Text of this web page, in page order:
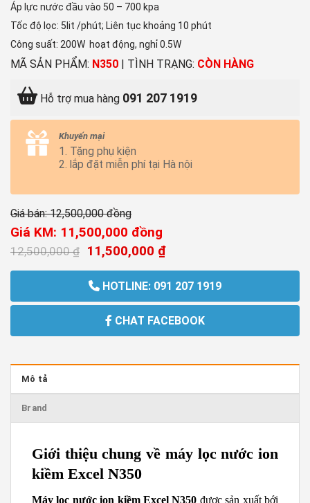
Áp lực nước đầu vào 50 – 700 kpa
Tốc độ lọc: 5lit /phút; Liên tục khoảng 10 phút
Công suất: 200W hoạt động, nghỉ 0.5W
MÃ SẢN PHẨM: N350 | TÌNH TRẠNG: CÒN HÀNG
Hỗ trợ mua hàng 091 207 1919
Khuyến mại
1. Tặng phụ kiện
2. lắp đặt miễn phí tại Hà nội
Giá bán: 12,500,000đồng
Giá KM: 11,500,000 đồng
12,500,000₫ 11,500,000 ₫
HOTLINE: 091 207 1919
CHAT FACEBOOK
Mô tả
Brand
Giới thiệu chung về máy lọc nước ion
kiềm Excel N350
Máy lọc nước ion kiềm Excel N350 được sản xuất bới